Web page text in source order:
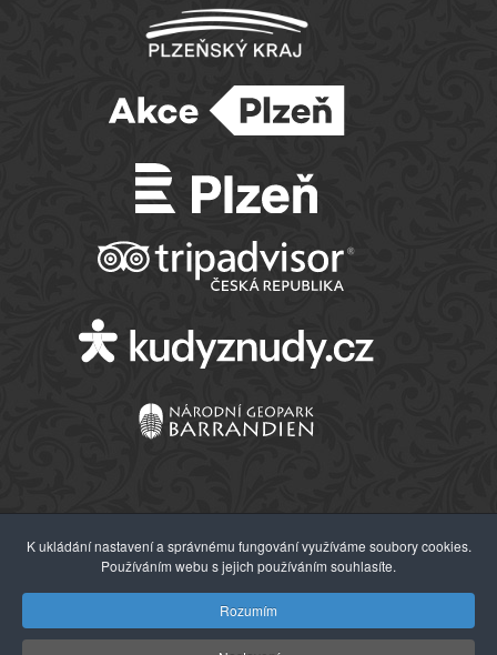
© 2026 Západočeské muzeum v Plzni
K ukládání nastavení a správnému fungování využíváme soubory cookies.
Používáním webu s jejich používáním souhlasíte.
Rozumím